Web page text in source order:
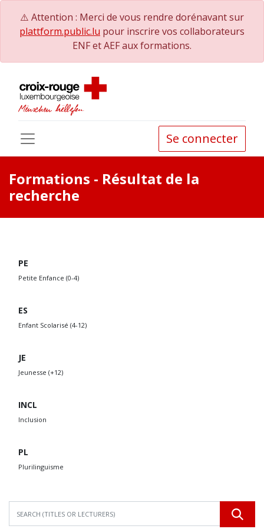
⚠️ Attention : Merci de vous rendre dorénavant sur
plattform.public.lu pour inscrire vos collaborateurs
ENF et AEF aux formations.
Se connecter
Formations - Résultat de la
recherche
PE
Petite Enfance (0-4)
ES
Enfant Scolarisé (4-12)
JE
Jeunesse (+12)
INCL
Inclusion
PL
Plurilinguisme